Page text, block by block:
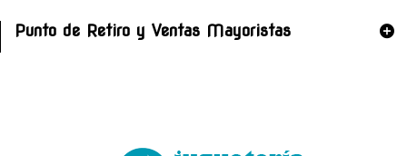
Punto de Retiro y Ventas Mayoristas